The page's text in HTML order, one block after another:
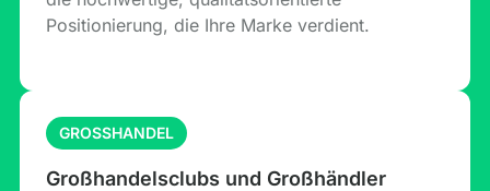
Positionierung, die Ihre Marke verdient.
GROSSHANDEL
Großhandelsclubs und Großhändler